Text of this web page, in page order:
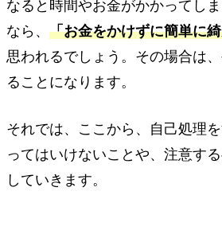
なると時間やお金がかかってし
なら、 「お金をかけずに簡単に
思われるでしょう。その場合は
ることになります。
それでは、ここから、自己処理
ってはいけないことや、注意す
していきます。